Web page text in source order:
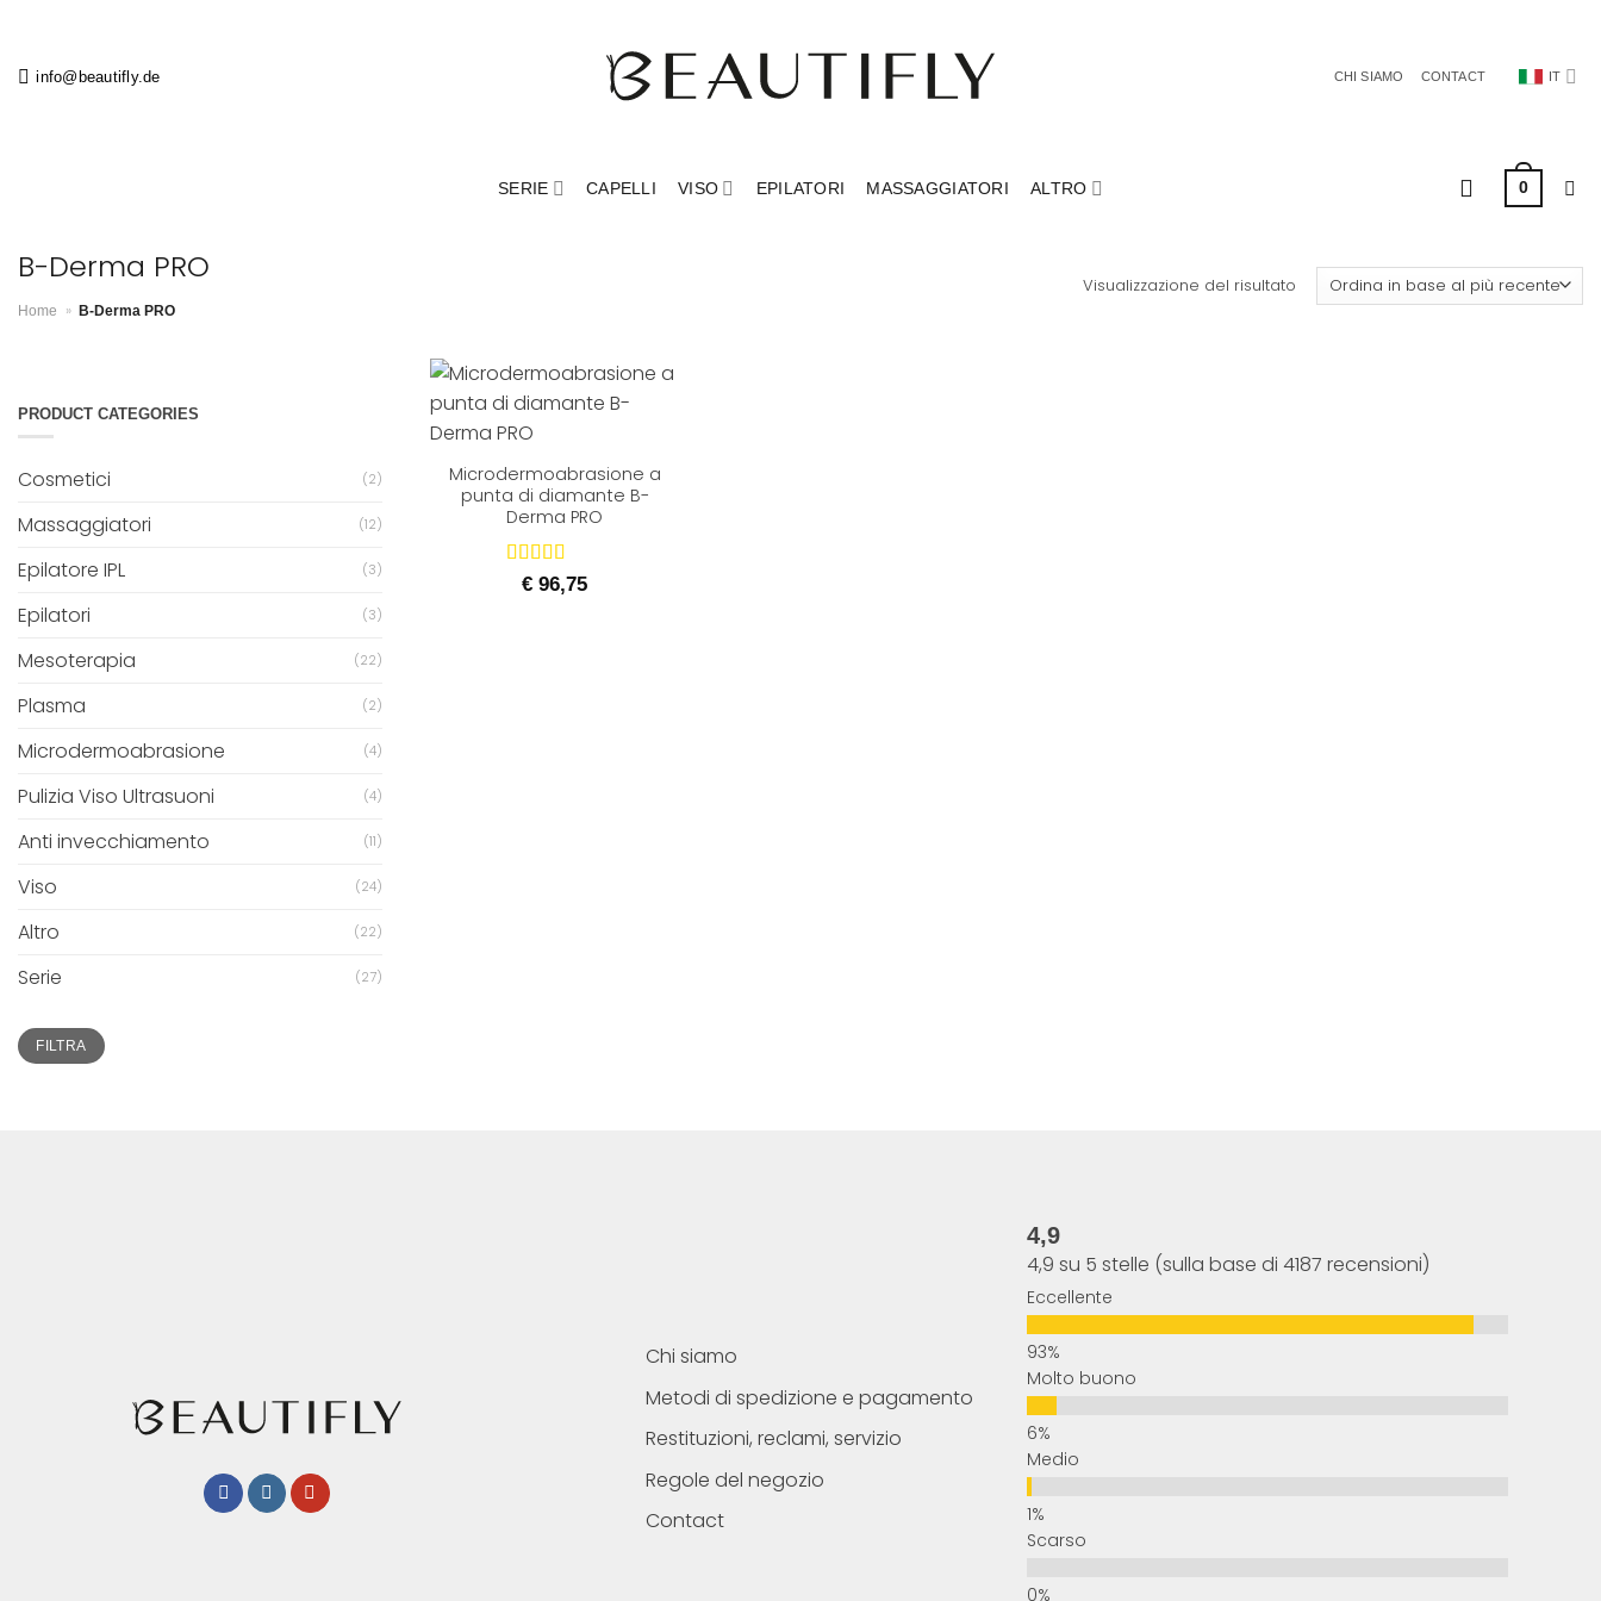
contenuti
info@beautifly.de CHI SIAMO CONTACT IT
SERIE CAPELLI VISO EPILATORI MASSAGGIATORI ALTRO 0
B-Derma PRO
Home » B-Derma PRO
Visualizzazione del risultato
PRODUCT CATEGORIES
Cosmetici (2)
Massaggiatori (12)
Epilatore IPL (3)
Epilatori (3)
Mesoterapia (22)
Plasma (2)
Microdermoabrasione (4)
Pulizia Viso Ultrasuoni (4)
Anti invecchiamento (11)
Viso (24)
Altro (22)
Serie (27)
Prezzo
Min
Prezzo
MaxFILTRA
+
Microdermoabrasione a
punta di diamante B-
Derma PRO
Valutato
su 5
€ 96,75
Chi siamo
Metodi di spedizione e pagamento
Restituzioni, reclami, servizio
Regole del negozio
Contact
4,9
4,9 su 5 stelle (sulla base di 4187 recensioni)
Eccellente
Molto buono
Medio
Scarso